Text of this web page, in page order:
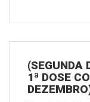
(SEGUNDA
1ª DOSE